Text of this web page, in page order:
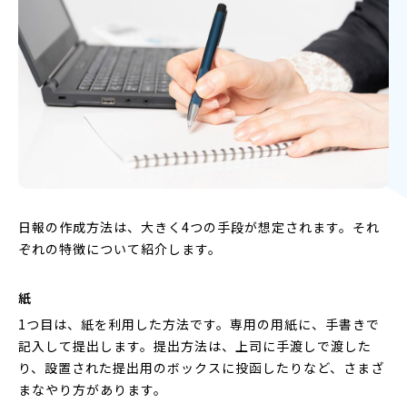
日報の作成方法は、大きく4つの手段が想定されます。それ
ぞれの特徴について紹介します。
紙
1つ目は、紙を利用した方法です。専用の用紙に、手書きで
記入して提出します。提出方法は、上司に手渡しで渡した
り、設置された提出用のボックスに投函したりなど、さまざ
まなやり方があります。